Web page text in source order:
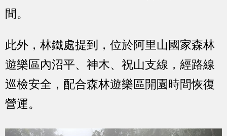
間。
此外，林鐵處提到，位於阿里山國家森林
遊樂區內沼平、神木、祝山支線，經路線
巡檢安全，配合森林遊樂區開園時間恢復
營運。